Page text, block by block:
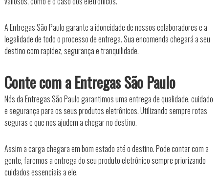
A Entregas São Paulo garante a idoneidade de nossos colaboradores e a
legalidade de todo o processo de entrega. Sua encomenda chegará a seu
destino com rapidez, segurança e tranquilidade.
Conte com a Entregas São Paulo
Nós da Entregas São Paulo garantimos uma entrega de qualidade, cuidado
e segurança para os seus produtos eletrônicos. Utilizando sempre rotas
seguras e que nos ajudem a chegar no destino.
Assim a carga chegara em bom estado até o destino. Pode contar com a
gente, faremos a entrega do seu produto eletrônico sempre priorizando
cuidados essenciais a ele.